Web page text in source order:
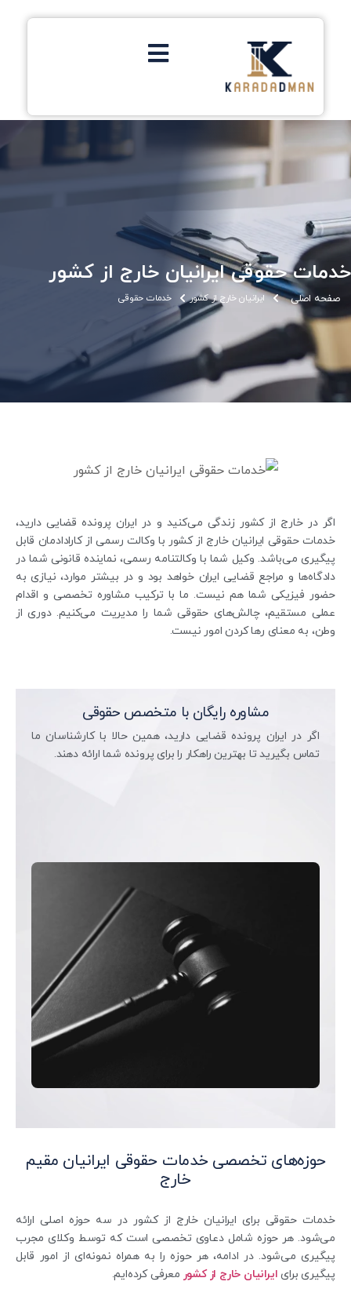
خدمات حقوقی ایرانیان خارج از کشور
صفحه اصلی ایرانیان خارج از کشور خدمات حقوقی
اگر در خارج از کشور زندگی می‌کنید و در ایران پرونده قضایی دارید،
خدمات حقوقی ایرانیان خارج از کشور با وکالت رسمی از کارادادمان قابل
پیگیری می‌باشد. وکیل شما با وکالتنامه رسمی، نماینده قانونی شما در
دادگاه‌ها و مراجع قضایی ایران خواهد بود و در بیشتر موارد، نیازی به
حضور فیزیکی شما هم نیست. ما با ترکیب مشاوره تخصصی و اقدام
عملی مستقیم، چالش‌های حقوقی شما را مدیریت می‌کنیم. دوری از
وطن، به معنای رها کردن امور نیست.
مشاوره رایگان با متخصص حقوقی
اگر در ایران پرونده قضایی دارید، همین حالا با کارشناسان ما
تماس بگیرید تا بهترین راهکار را برای پرونده شما ارائه دهند.
حوزه‌های تخصصی خدمات حقوقی ایرانیان مقیم
خارج
خدمات حقوقی برای ایرانیان خارج از کشور در سه حوزه اصلی ارائه
می‌شود. هر حوزه شامل دعاوی تخصصی است که توسط وکلای مجرب
پیگیری می‌شود. در ادامه، هر حوزه را به همراه نمونه‌ای از امور قابل
پیگیری برای ایرانیان خارج از کشور معرفی کرده‌ایم.